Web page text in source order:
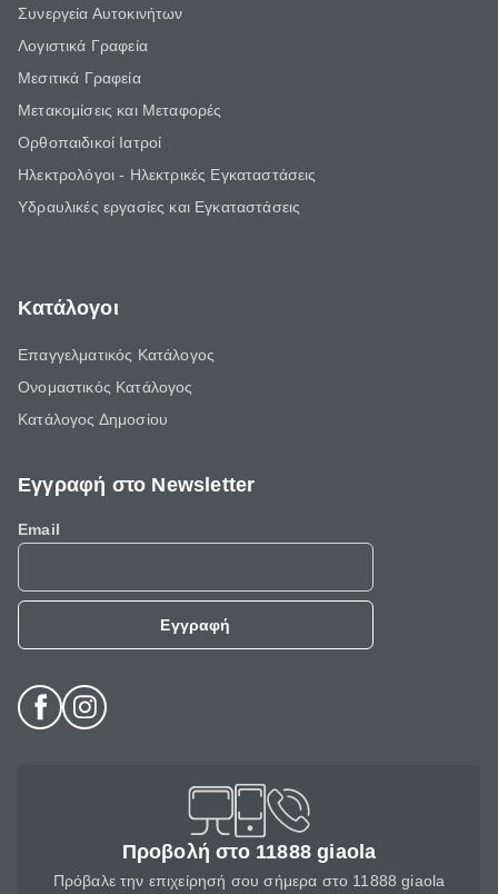
Συνεργεία Αυτοκινήτων
Λογιστικά Γραφεία
Μεσιτικά Γραφεία
Μετακομίσεις και Μεταφορές
Ορθοπαιδικοί Ιατροί
Ηλεκτρολόγοι - Ηλεκτρικές Εγκαταστάσεις
Υδραυλικές εργασίες και Εγκαταστάσεις
Κατάλογοι
Επαγγελματικός Κατάλογος
Ονομαστικός Κατάλογος
Κατάλογος Δημοσίου
Εγγραφή στο Newsletter
Email
Εγγραφή
Προβολή στο 11888 giaola
Πρόβαλε την επιχείρησή σου σήμερα στο 11888 giaola